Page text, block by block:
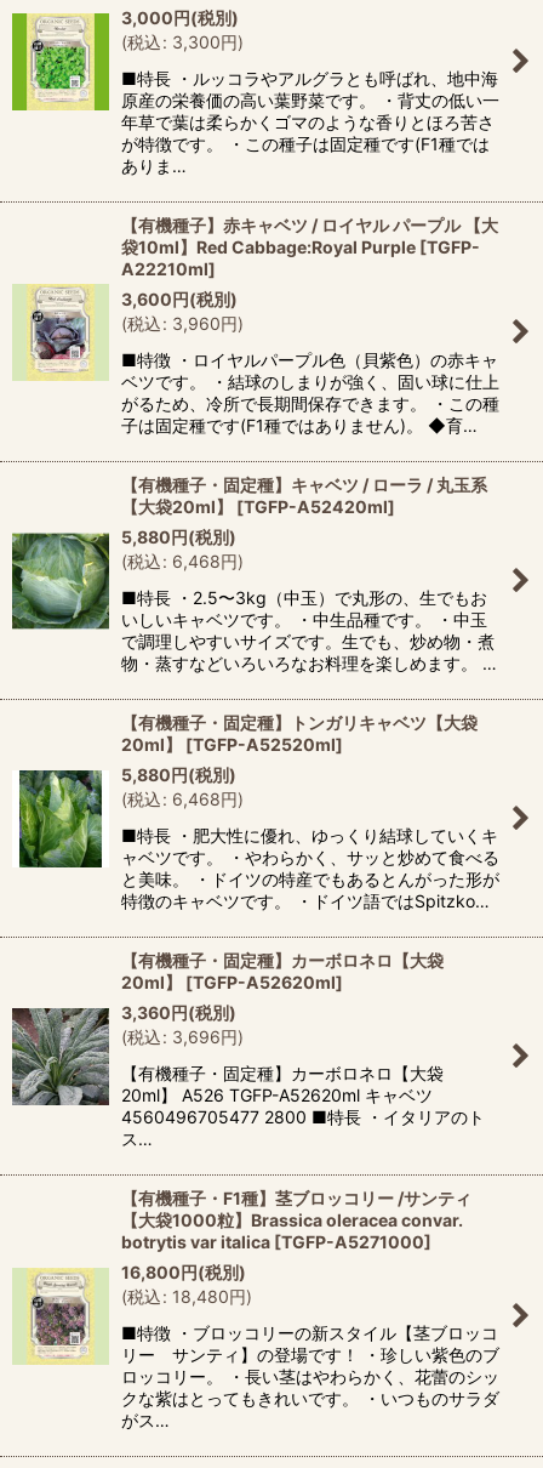
3,000円(税別)
(税込: 3,300円)
■特長 ・ルッコラやアルグラとも呼ばれ、地中海
原産の栄養価の高い葉野菜です。 ・背丈の低い一
年草で葉は柔らかくゴマのような香りとほろ苦さ
が特徴です。 ・この種子は固定種です(F1種では
ありま…
【有機種子】赤キャベツ / ロイヤル パープル 【大
袋10ml】Red Cabbage:Royal Purple [TGFP-
A22210ml]
3,600円(税別)
(税込: 3,960円)
■特徴 ・ロイヤルパープル色（貝紫色）の赤キャ
ベツです。 ・結球のしまりが強く、固い球に仕上
がるため、冷所で長期間保存できます。 ・この種
子は固定種です(F1種ではありません)。 ◆育…
【有機種子・固定種】キャベツ / ローラ / 丸玉系
【大袋20ml】
[TGFP-A52420ml]
5,880円(税別)
(税込: 6,468円)
■特長 ・2.5〜3kg（中玉）で丸形の、生でもお
いしいキャベツです。 ・中生品種です。 ・中玉
で調理しやすいサイズです。生でも、炒め物・煮
物・蒸すなどいろいろなお料理を楽しめます。 …
【有機種子・固定種】トンガリキャベツ【大袋
20ml】
[TGFP-A52520ml]
5,880円(税別)
(税込: 6,468円)
■特長 ・肥大性に優れ、ゆっくり結球していくキ
ャベツです。 ・やわらかく、サッと炒めて食べる
と美味。 ・ドイツの特産でもあるとんがった形が
特徴のキャベツです。 ・ドイツ語ではSpitzko…
【有機種子・固定種】カーボロネロ【大袋
20ml】
[TGFP-A52620ml]
3,360円(税別)
(税込: 3,696円)
【有機種子・固定種】カーボロネロ【大袋
20ml】 A526 TGFP-A52620ml キャベツ
4560496705477 2800 ■特長 ・イタリアのト
ス…
【有機種子・F1種】茎ブロッコリー /サンティ
【大袋1000粒】Brassica oleracea convar.
botrytis var italica [TGFP-A5271000]
16,800円(税別)
(税込: 18,480円)
■特徴 ・ブロッコリーの新スタイル【茎ブロッコ
リー サンティ】の登場です！ ・珍しい紫色のブ
ロッコリー。 ・長い茎はやわらかく、花蕾のシッ
クな紫はとってもきれいです。 ・いつものサラダ
がス…